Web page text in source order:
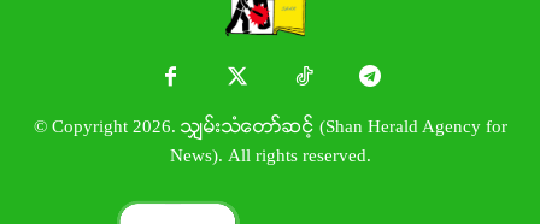
© Copyright 2026. သျှမ်းသံတော်ဆင့် (Shan Herald Agency for
News). All rights reserved.